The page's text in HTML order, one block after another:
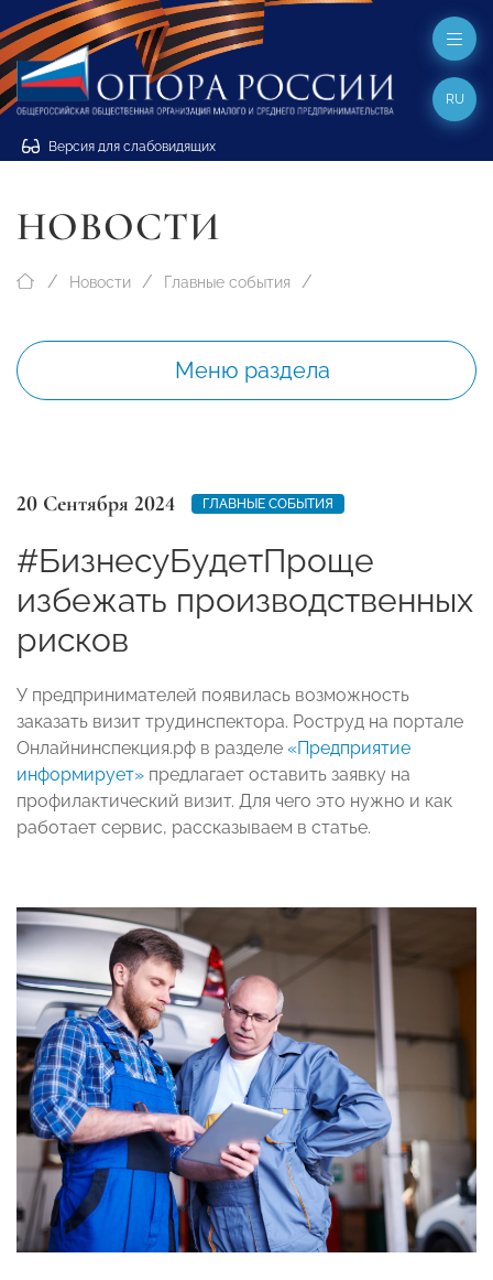
Версия для слабовидящих
RU
НОВОСТИ
Новости Главные события
Меню раздела
20 Сентября 2024 ГЛАВНЫЕ СОБЫТИЯ
#БизнесуБудетПроще
избежать производственных
рисков
У предпринимателей появилась возможность
заказать визит трудинспектора. Роструд на портале
Онлайнинспекция.рф в разделе «Предприятие
информирует» предлагает оставить заявку на
профилактический визит. Для чего это нужно и как
работает сервис, рассказываем в статье.